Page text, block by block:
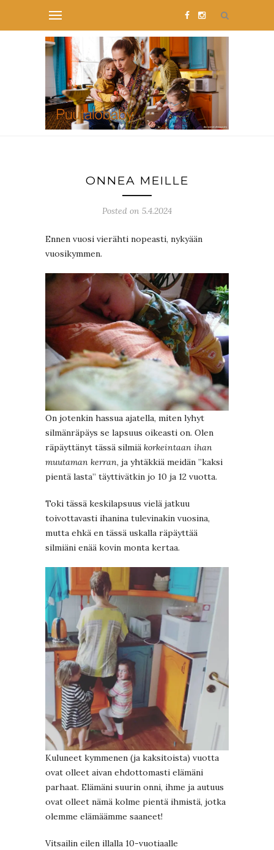
ONNEA MEILLE
Posted on 5.4.2024
Ennen vuosi vierähti nopeasti, nykyään
vuosikymmen.
On jotenkin hassua ajatella, miten lyhyt
silmänräpäys se lapsuus oikeasti on. Olen
räpäyttänyt tässä silmiä korkeintaan ihan
muutaman kerran, ja yhtäkkiä meidän ”kaksi
pientä lasta” täyttivätkin jo 10 ja 12 vuotta.
Toki tässä keskilapsuus vielä jatkuu
toivottavasti ihanina tulevinakin vuosina,
mutta ehkä en tässä uskalla räpäyttää
silmiäni enää kovin monta kertaa.
Kuluneet kymmenen (ja kaksitoista) vuotta
ovat olleet aivan ehdottomasti elämäni
parhaat. Elämäni suurin onni, ihme ja autuus
ovat olleet nämä kolme pientä ihmistä, jotka
olemme elämäämme saaneet!
Vitsailin eilen illalla 10-vuotiaalle